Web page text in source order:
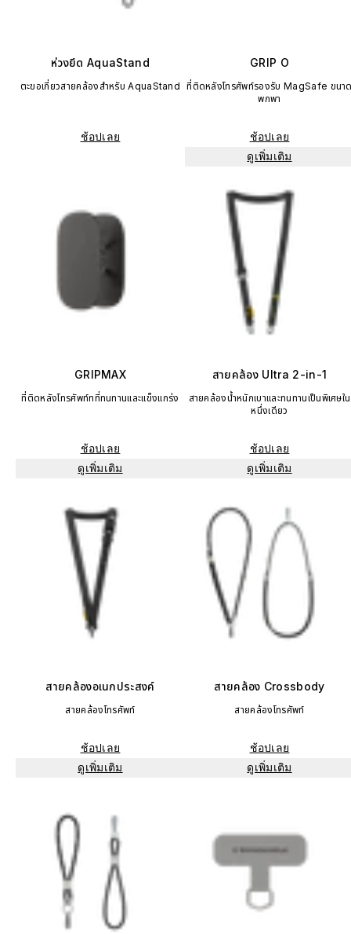
ห่วงยึด AquaStand
ตะขอเกี่ยวสายคล้องสำหรับ AquaStand
ช้อปเลย
GRIP O
ที่ติดหลังโทรศัพท์รองรับ MagSafe ขนา
พกพา
ช้อปเลย
ดูเพิ่มเติม
GRIPMAX
ที่ติดหลังโทรศัพท์ทที่ทนทานและแข็งแกร่ง
ช้อปเลย
ดูเพิ่มเติม
สายคล้อง Ultra 2-in-1
สายคล้องน้ำหนักเบาและทนทานเป็นพิเศษใน
หนึ่งเดียว
ช้อปเลย
ดูเพิ่มเติม
สายคล้องอเนกประสงค์
สายคล้องโทรศัพท์
ช้อปเลย
ดูเพิ่มเติม
สายคล้อง Crossbody
สายคล้องโทรศัพท์
ช้อปเลย
ดูเพิ่มเติม